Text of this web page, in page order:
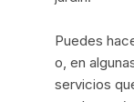
Puedes
o, en
servicios